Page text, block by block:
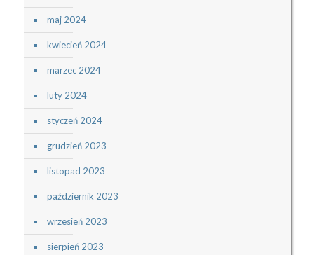
maj 2024
kwiecień 2024
marzec 2024
luty 2024
styczeń 2024
grudzień 2023
listopad 2023
październik 2023
wrzesień 2023
sierpień 2023